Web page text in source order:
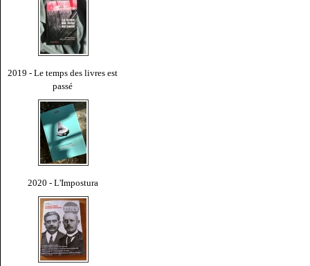
2019 - Le temps des livres est
passé
2020 - L'Impostura